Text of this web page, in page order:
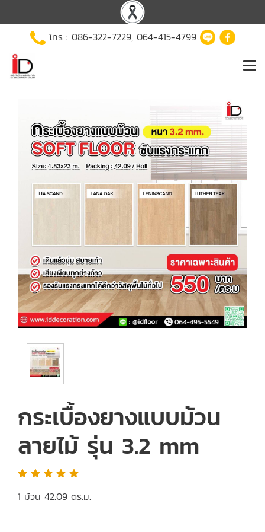
โทร : 086-322-7229, 064-415-4799
กระเบื้องยางแบบม้วน
ลายไม้ รุ่น 3.2 mm
1 ม้วน 42.09 ตร.ม.